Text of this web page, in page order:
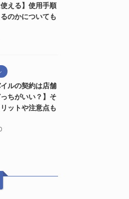
える】使用手順
のかについても
イルの契約は店舗
ちがいい？】そ
ットや注意点も